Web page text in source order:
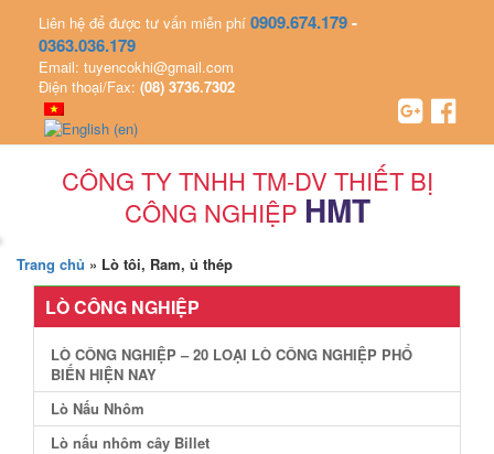
Liên hệ để được tư vấn miễn phí 0909.674.179-
0363.036.179
Email: tuyencokhi@gmail.com
Điện thoại/Fax: (08) 3736.7302
CÔNG TY TNHH TM-DV THIẾT BỊ
CÔNG NGHIỆP HMT
Trang chủ » Lò tôi, Ram, ủ thép
LÒ CÔNG NGHIỆP
LÒ CÔNG NGHIỆP – 20 LOẠI LÒ CÔNG NGHIỆP PHỔ
BIẾN HIỆN NAY
Lò Nấu Nhôm
Lò nấu nhôm cây Billet